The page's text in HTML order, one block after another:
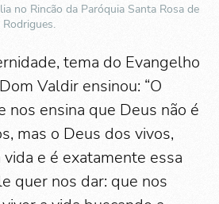
no Rincão da Paróquia Santa Rosa de
tema do Evangelho
Valdir ensinou: “O
nos ensina que Deus não é
mas o Deus dos vivos,
e é exatamente essa
quer nos dar: que nos